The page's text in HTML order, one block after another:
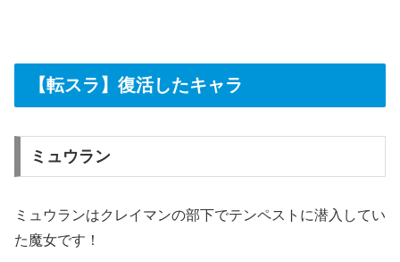
【転スラ】復活したキャラ
ミュウラン
ミュウランはクレイマンの部下でテンペストに潜入してい
た魔女です！